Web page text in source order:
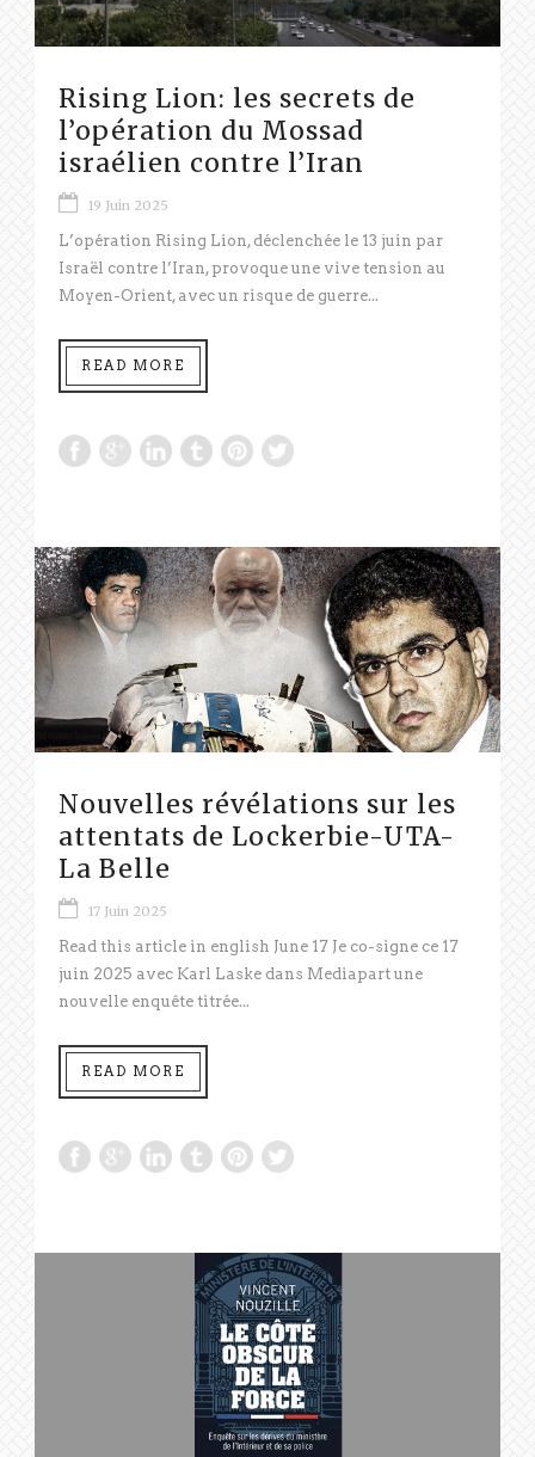
Rising Lion: les secrets de
l’opération du Mossad
israélien contre l’Iran
19 Juin 2025
L’opération Rising Lion, déclenchée le 13 juin par
Israël contre l’Iran, provoque une vive tension au
Moyen-Orient, avec un risque de guerre...
READ MORE
Nouvelles révélations sur les
attentats de Lockerbie-UTA-
La Belle
17 Juin 2025
Read this article in english June 17 Je co-signe ce 17
juin 2025 avec Karl Laske dans Mediapart une
nouvelle enquête titrée...
READ MORE